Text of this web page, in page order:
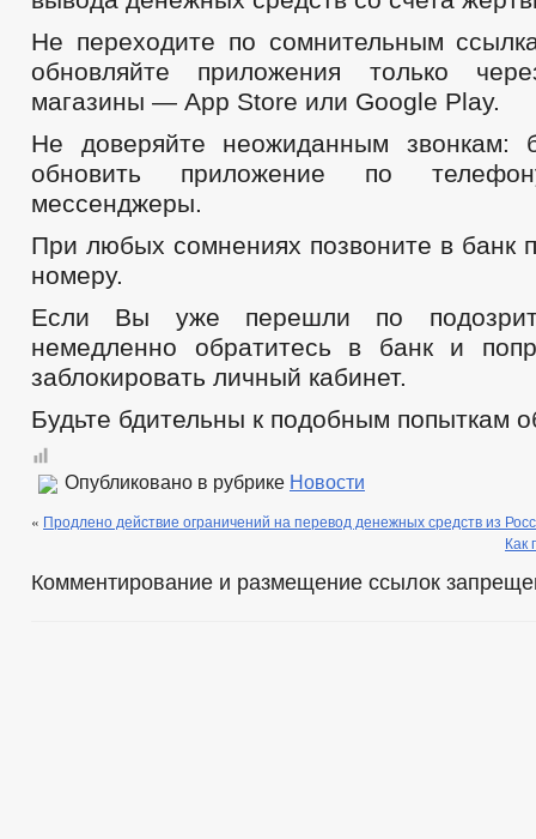
Не переходите по сомнительным
обновляйте приложения только
магазины — App Store или Google Play.
Не доверяйте неожиданным звонкам:
обновить приложение по
мессенджеры.
При любых сомнениях позвоните в банк
номеру.
Если Вы уже перешли по
немедленно обратитесь в банк и
заблокировать личный кабинет.
Будьте бдительны к подобным попыткам
Опубликовано в рубрике Новости
« Продлено действие ограничений на перевод денежных средств из
Как
Комментирование и размещение ссылок